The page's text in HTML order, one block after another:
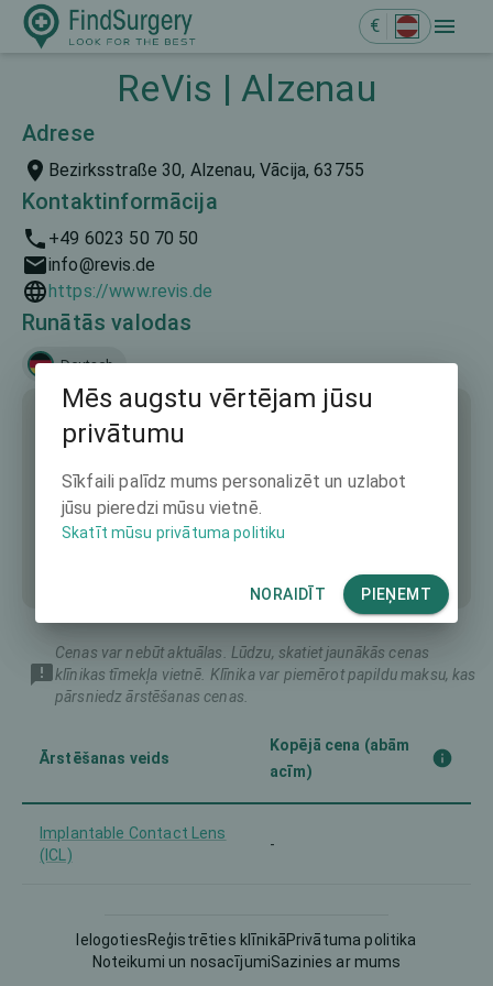
€
ReVis | Alzenau
Adrese
Bezirksstraße 30, Alzenau, Vācija, 63755
Kontaktinformācija
+49 6023 50 70 50
info@revis.de
https://www.revis.de
Runātās valodas
Deutsch
Cenas var nebūt aktuālas. Lūdzu, skatiet jaunākās cenas
klīnikas tīmekļa vietnē. Klīnika var piemērot papildu maksu, kas
pārsniedz ārstēšanas cenas.
Ārstēšanas veids
Kopējā cena (abām
acīm)
Implantable Contact Lens
(ICL)
-
Trans-PRK and similar -
IelogotiesReģistrēties klīnikāPrivātuma politika
Noteikumi un nosacījumiSazinies ar mums
Mēs augstu vērtējam jūsu
privātumu
Sīkfaili palīdz mums personalizēt un uzlabot
jūsu pieredzi mūsu vietnē.
Skatīt mūsu privātuma politiku
NORAIDĪT PIEŅEMT